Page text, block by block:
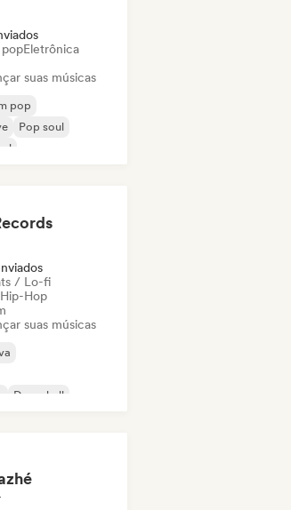
Eletrônica
suas músicas
pop
Pop soul
/ Lo-fi
Hop
suas músicas
Dancehall